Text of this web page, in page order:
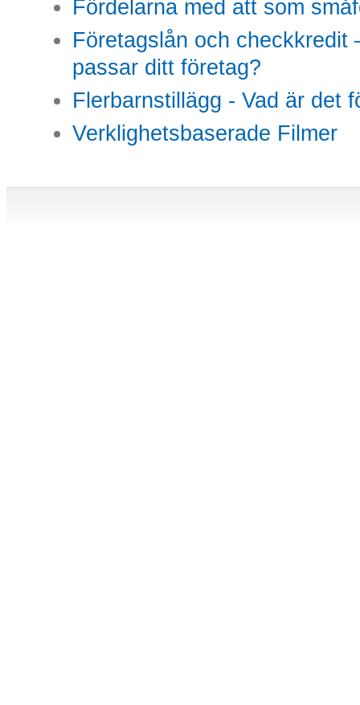
Fördelarna med att som
Företagslån och checkkredit
passar ditt företag?
Flerbarnstillägg - Vad är det
Verklighetsbaserade Filmer